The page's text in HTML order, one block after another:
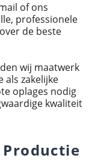
of ons
professionele
de beste
wij maatwerk
als zakelijke
oplages nodig
kwaliteit